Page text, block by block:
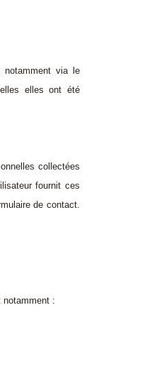
notamment via le
elles ont été
collectées
fournit ces
de contact.
notamment :